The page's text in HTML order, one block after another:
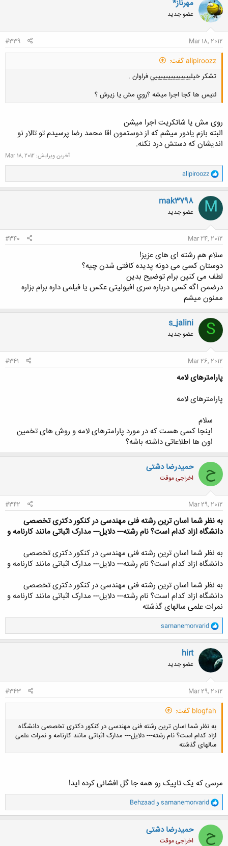
ش
ه
ا
مهرناز*
عضو جدید
Mar 18, 2012
#339
alipiroozz گفت:
تشكر خيلييييييييييييييي فراوان .
لتيس ها كجا اجرا ميشه ؟روي مش يا زيرش ؟
کلیک کنید تا باز شود...
روی مش یا شاتکریت اجرا میشن
البته بازم یادور میشم که از دوستمون اقا محمد رضا پرسیدم تو تالار نو
اندیشان که دستش درد نکنه.
آخرین ویرایش: Mar 18, 2012
و
ا
ک
ن
ش
ه
ا
alipiroozz
M
mak3798
عضو جدید
Mar 24, 2012
#340
سلام هم رشته ای های عزیز!
دوستان کسی می دونه پدیده کافتی شدن چیه؟
لطف می کنین برام توضیح بدین
درضمن اگه کسی درباره سری افیولیتی عکس یا فیلمی داره برام بزاره
ممنون میشم
S
s_jalini
عضو جدید
Mar 26, 2012
#341
پارامترهای لامه
پارامترهای لامه
سلام
اینجا کسی هست که در مورد پارامترهای لامه و روش های تخمین
اون ها اطلاعاتی داشته باشه؟​
ح حمیدرضا دشتی
اخراجی موقت
Mar 29, 2012
#342
به نظر شما اسان ترین رشته فنی مهندسی در کنکور دکتری تخصصی
دانشگاه ازاد کدام است؟ نام رشته--- دلایل--- مدارک اثباتی مانند کارنامه و
به نظر شما اسان ترین رشته فنی مهندسی در کنکور دکتری تخصصی
دانشگاه ازاد کدام است؟ نام رشته--- دلایل--- مدارک اثباتی مانند کارنامه و
به نظر شما اسان ترین رشته فنی مهندسی در کنکور دکتری تخصصی
دانشگاه ازاد کدام است؟ نام رشته--- دلایل--- مدارک اثباتی مانند کارنامه و
نمرات علمی سالهای گذشته
و
ا
ک
ن
ش
ا
samanemorvarid
hirt
عضو جدید
Mar 29, 2012
#343
blogfah گفت:
به نظر شما اسان ترین رشته فنی مهندسی در کنکور دکتری تخصصی دانشگاه
ازاد کدام است؟ نام رشته--- دلایل--- مدارک اثباتی مانند کارنامه و نمرات علمی
سالهای گذشته
کلیک کنید تا باز شود...
مرسی که یک تاپیک رو همه جا گل افشانی کرده اید!
و
ا
ک
ن
ش
ه
samanemorvarid وBehzaad
ح حمیدرضا دشتی
اخراجی موقت